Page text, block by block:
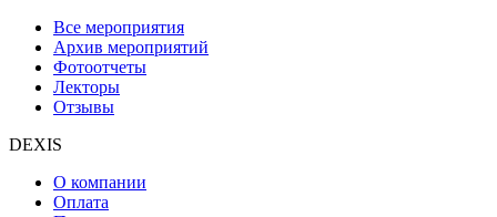
Все мероприятия
Архив мероприятий
Фотоотчеты
Лекторы
Отзывы
DEXIS
О компании
Оплата